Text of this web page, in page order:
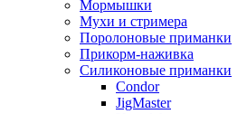
Мормышки
Мухи и стримера
Поролоновые приманки
Прикорм-наживка
Силиконовые приманки
Condor
JigMaster